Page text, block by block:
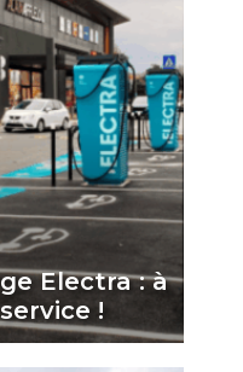
Electra : à
!